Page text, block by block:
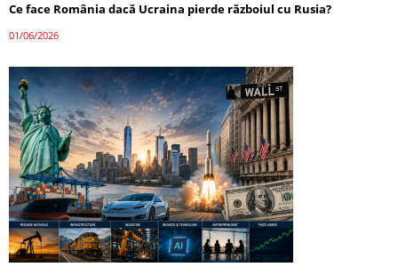
Ce face România dacă Ucraina pierde războiul cu Rusia?
01/06/2026